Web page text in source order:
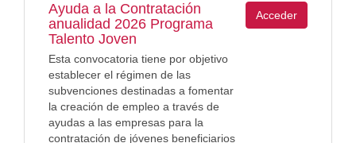
Ayuda a la Contratación
anualidad 2026 Programa
Talento Joven
Esta convocatoria tiene por objetivo
establecer el régimen de las
subvenciones destinadas a fomentar
la creación de empleo a través de
ayudas a las empresas para la
contratación de jóvenes beneficiarios
Acceder